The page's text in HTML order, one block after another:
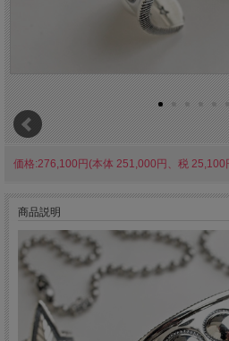
価格:276,100円(本体 251,000円、税 25,100
商品説明